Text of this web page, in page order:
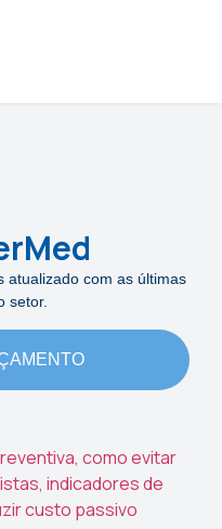
atualizado com as últimas
setor.